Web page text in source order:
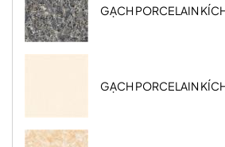
GẠCH PORCELAIN
GẠCH PORCELAIN